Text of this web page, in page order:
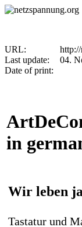
URL:
Last update:
04.
Date of print:
in
Wir leben
Tastatur und